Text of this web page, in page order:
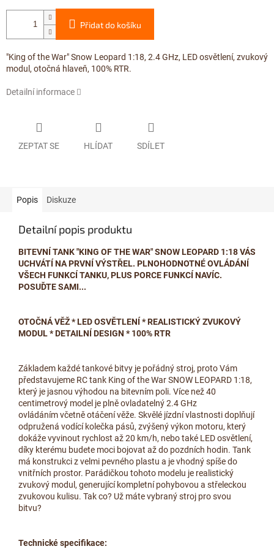
Přidat do košíku
"King of the War" Snow Leopard 1:18, 2.4 GHz, LED osvětlení, zvukový
modul, otočná hlaveň, 100% RTR.
Detailní informace
ZEPTAT SE HLÍDAT SDÍLET
Popis Diskuze
Detailní popis produktu
BITEVNÍ TANK "KING OF THE WAR" SNOW LEOPARD 1:18 VÁS
UCHVÁTÍ NA PRVNÍ VÝSTŘEL. PLNOHODNOTNÉ OVLÁDÁNÍ
VŠECH FUNKCÍ TANKU, PLUS PORCE FUNKCÍ NAVÍC.
POSUĎTE SAMI...
OTOČNÁ VĚŽ * LED OSVĚTLENÍ * REALISTICKÝ ZVUKOVÝ
MODUL * DETAILNÍ DESIGN * 100% RTR
Základem každé tankové bitvy je pořádný stroj, proto Vám
představujeme RC tank King of the War SNOW LEOPARD 1:18,
který je jasnou výhodou na bitevním poli. Více než 40
centimetrový model je plně ovladatelný 2.4 GHz
ovládáním včetně otáčení věže. Skvělé jízdní vlastnosti doplňují
odpružená vodící kolečka pásů, zvýšený výkon motoru, který
dokáže vyvinout rychlost až 20 km/h, nebo také LED osvětlení,
díky kterému budete moci bojovat až do pozdních hodin. Tank
má konstrukci z velmi pevného plastu a je vhodný spíše do
vnitřních prostor. Parádičkou tohoto modelu je realistický
zvukový modul, generující kompletní pohybovou a střeleckou
zvukovou kulisu. Tak co? Už máte vybraný stroj pro svou
bitvu?
Technické specifikace: